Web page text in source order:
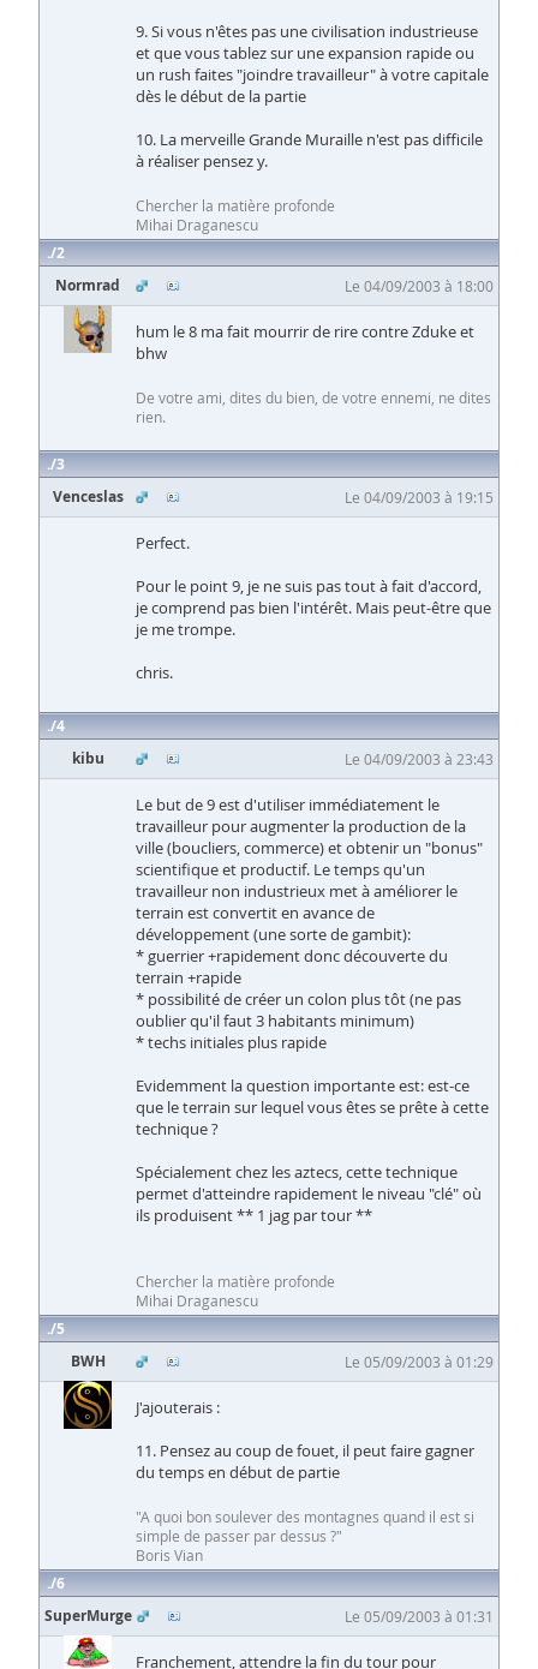
9. Si vous n'êtes pas une civilisation industrieuse
et que vous tablez sur une expansion rapide ou
un rush faites "joindre travailleur" à votre capitale
dès le début de la partie
10. La merveille Grande Muraille n'est pas difficile
à réaliser pensez y.
Chercher la matière profonde
Mihai Draganescu
2
Normrad
Le 04/09/2003 à 18:00
hum le 8 ma fait mourrir de rire contre Zduke et
bhw
De votre ami, dites du bien, de votre ennemi, ne dites
rien.
3
Venceslas
Le 04/09/2003 à 19:15
Perfect.
Pour le point 9, je ne suis pas tout à fait d'accord,
je comprend pas bien l'intérêt. Mais peut-être que
je me trompe.
chris.
4
kibu
Le 04/09/2003 à 23:43
Le but de 9 est d'utiliser immédiatement le
travailleur pour augmenter la production de la
ville (boucliers, commerce) et obtenir un "bonus"
scientifique et productif. Le temps qu'un
travailleur non industrieux met à améliorer le
terrain est convertit en avance de
développement (une sorte de gambit):
* guerrier +rapidement donc découverte du
terrain +rapide
* possibilité de créer un colon plus tôt (ne pas
oublier qu'il faut 3 habitants minimum)
* techs initiales plus rapide
Evidemment la question importante est: est-ce
que le terrain sur lequel vous êtes se prête à cette
technique ?
Spécialement chez les aztecs, cette technique
permet d'atteindre rapidement le niveau "clé" où
ils produisent ** 1 jag par tour **
Chercher la matière profonde
Mihai Draganescu
5
BWH
Le 05/09/2003 à 01:29
J'ajouterais :
11. Pensez au coup de fouet, il peut faire gagner
du temps en début de partie
"A quoi bon soulever des montagnes quand il est si
simple de passer par dessus ?"
Boris Vian
6
SuperMurge
Le 05/09/2003 à 01:31
Franchement, attendre la fin du tour pour